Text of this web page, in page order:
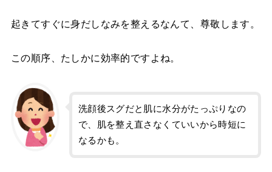
起きてすぐに身だしなみを整えるなんて、尊敬します。
この順序、たしかに効率的ですよね。
洗顔後スグだと肌に水分がたっぷりなの
で、肌を整え直さなくていいから時短に
なるかも。